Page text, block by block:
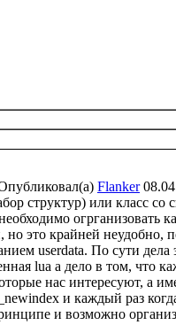
Flanker
структур) или класс со
огрганизовать
это крайней неудобно,
userdata. По сути дела
lua а дело в том, что
нас интересуют, а
newindex и каждый раз
и возможно